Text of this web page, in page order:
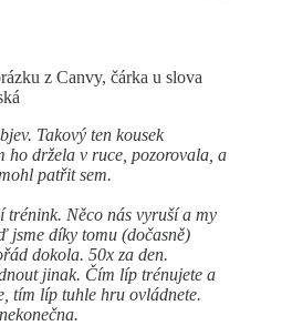
z Canvy, čárka u slova
Takový ten kousek
ho držela v ruce, pozorovala, a
patřit sem.
trénink. Něco nás vyruší a my
jsme díky tomu (dočasně)
dokola. 50x za den.
jinak. Čím líp trénujete a
tím líp tuhle hru ovládnete.